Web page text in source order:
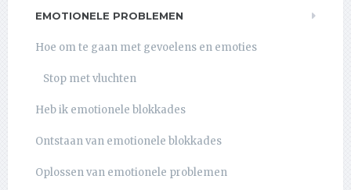
EMOTIONELE PROBLEMEN
Hoe om te gaan met gevoelens en emoties
Stop met vluchten
Heb ik emotionele blokkades
Ontstaan van emotionele blokkades
Oplossen van emotionele problemen